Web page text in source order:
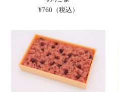
¥760（税込）